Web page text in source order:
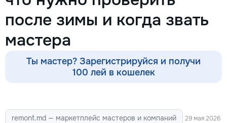
после зимы и когда звать
мастера
Ты мастер? Зарегистрируйся и получи
100 лей в кошелек
remont.md — маркетплейс мастеров и компаний 29 мая 2026